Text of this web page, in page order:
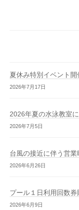
夏休み特別イベント
2026年7月17日
2026年夏の水泳教室
2026年7月5日
台風の接近に伴う営
2026年6月26日
プール１日利用回数券
2026年6月9日